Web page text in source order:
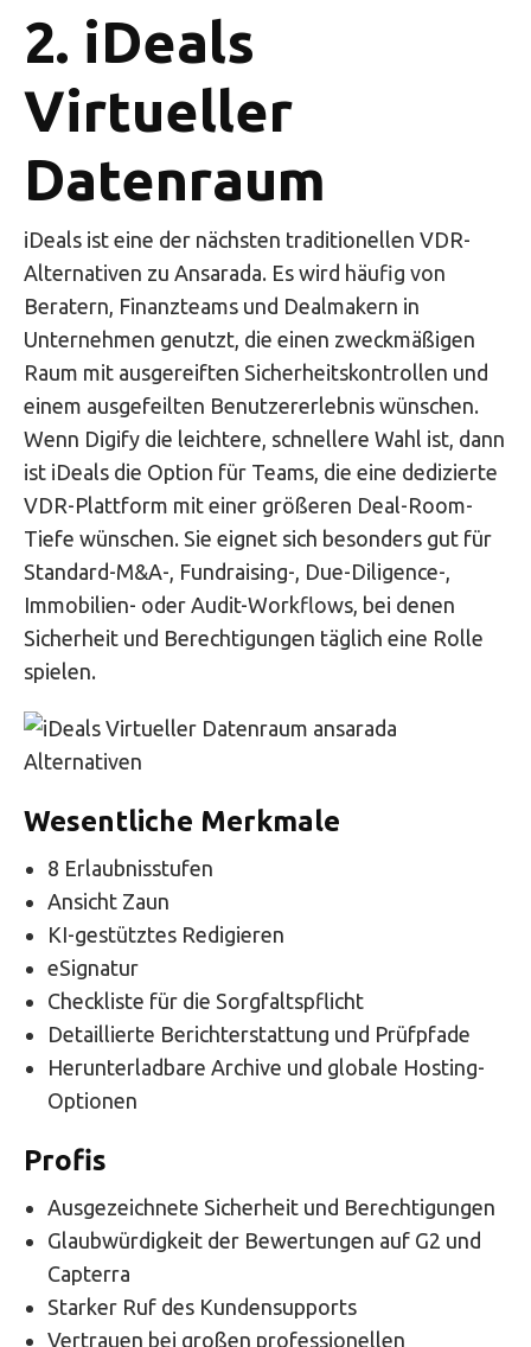
2. iDeals
Virtueller
Datenraum
iDeals ist eine der nächsten traditionellen VDR-
Alternativen zu Ansarada. Es wird häufig von
Beratern, Finanzteams und Dealmakern in
Unternehmen genutzt, die einen zweckmäßigen
Raum mit ausgereiften Sicherheitskontrollen und
einem ausgefeilten Benutzererlebnis wünschen.
Wenn Digify die leichtere, schnellere Wahl ist, dann
ist iDeals die Option für Teams, die eine dedizierte
VDR-Plattform mit einer größeren Deal-Room-
Tiefe wünschen. Sie eignet sich besonders gut für
Standard-M&A-, Fundraising-, Due-Diligence-,
Immobilien- oder Audit-Workflows, bei denen
Sicherheit und Berechtigungen täglich eine Rolle
spielen.
Wesentliche Merkmale
8 Erlaubnisstufen
Ansicht Zaun
KI-gestütztes Redigieren
eSignatur
Checkliste für die Sorgfaltspflicht
Detaillierte Berichterstattung und Prüfpfade
Herunterladbare Archive und globale Hosting-
Optionen
Profis
Ausgezeichnete Sicherheit und Berechtigungen
Glaubwürdigkeit der Bewertungen auf G2 und
Capterra
Starker Ruf des Kundensupports
Vertrauen bei großen professionellen